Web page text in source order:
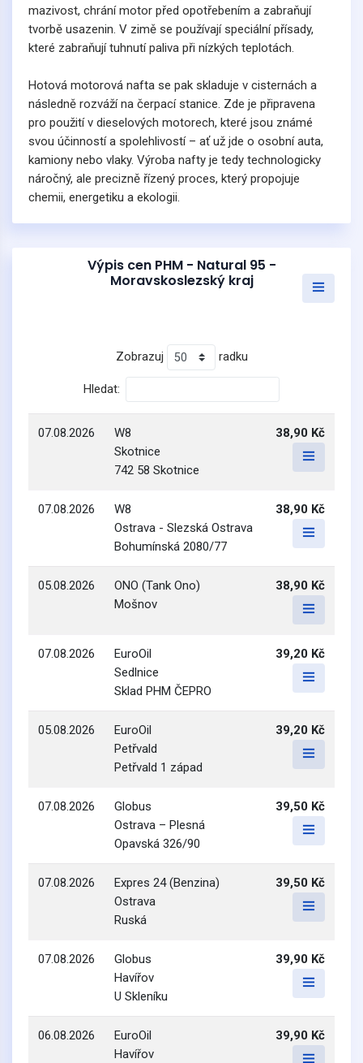
mazivost, chrání motor před opotřebením a zabraňují
tvorbě usazenin. V zimě se používají speciální přísady,
které zabraňují tuhnutí paliva při nízkých teplotách.
Hotová motorová nafta se pak skladuje v cisternách a
následně rozváží na čerpací stanice. Zde je připravena
pro použití v dieselových motorech, které jsou známé
svou účinností a spolehlivostí – ať už jde o osobní auta,
kamiony nebo vlaky. Výroba nafty je tedy technologicky
náročný, ale precizně řízený proces, který propojuje
chemii, energetiku a ekologii.
Výpis cen PHM - Natural 95 -
Moravskoslezský kraj
Zobrazuj radku
Hledat:
07.08.2026
W8
Skotnice
742 58 Skotnice
38,90 Kč
07.08.2026
W8
Ostrava - Slezská Ostrava
Bohumínská 2080/77
38,90 Kč
05.08.2026
ONO (Tank Ono)
Mošnov
38,90 Kč
07.08.2026
EuroOil
Sedlnice
Sklad PHM ČEPRO
39,20 Kč
05.08.2026
EuroOil
Petřvald
Petřvald 1 západ
39,20 Kč
07.08.2026
Globus
Ostrava – Plesná
Opavská 326/90
39,50 Kč
07.08.2026
Expres 24 (Benzina)
Ostrava
Ruská
39,50 Kč
07.08.2026
Globus
Havířov
U Skleníku
39,90 Kč
06.08.2026
EuroOil
Havířov
39,90 Kč